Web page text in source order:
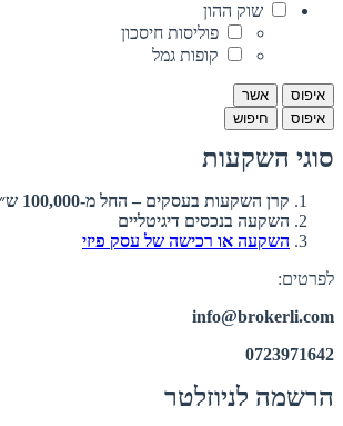
שוק ההון
פוליסות חיסכון
קופות גמל
איפוס
אשר
איפוס
חיפוש
סוגי השקעות
קרן השקעות בעסקים – החל מ-100,000 ש״ח
השקעה בנכסים דיגיטליים
השקעה או רכישה של עסק פיזי
לפרטים:
info@brokerli.com
0723971642
הרשמה לניוזלטר